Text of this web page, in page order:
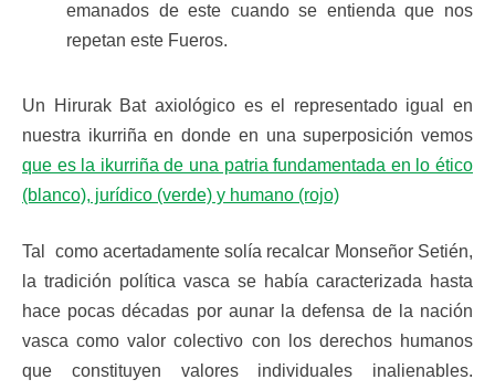
emanados de este cuando se entienda que nos
repetan este Fueros.
Un Hirurak Bat axiológico es el representado igual en
nuestra ikurriña en donde en una superposición vemos
que es la ikurriña de una patria fundamentada en lo ético
(blanco), jurídico (verde) y humano (rojo)
Tal como acertadamente solía recalcar Monseñor Setién,
la tradición política vasca se había caracterizada hasta
hace pocas décadas por aunar la defensa de la nación
vasca como valor colectivo con los derechos humanos
que constituyen valores individuales inalienables.